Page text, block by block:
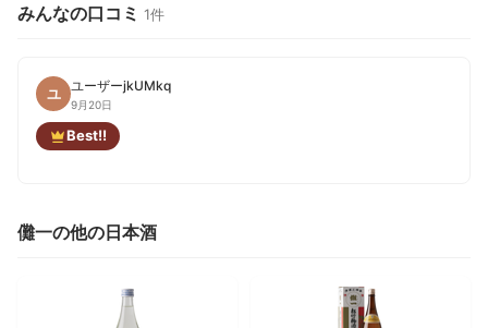
みんなの口コミ 1件
ユ ユーザーjkUMkq
9月20日
Best!!
儺一の他の日本酒